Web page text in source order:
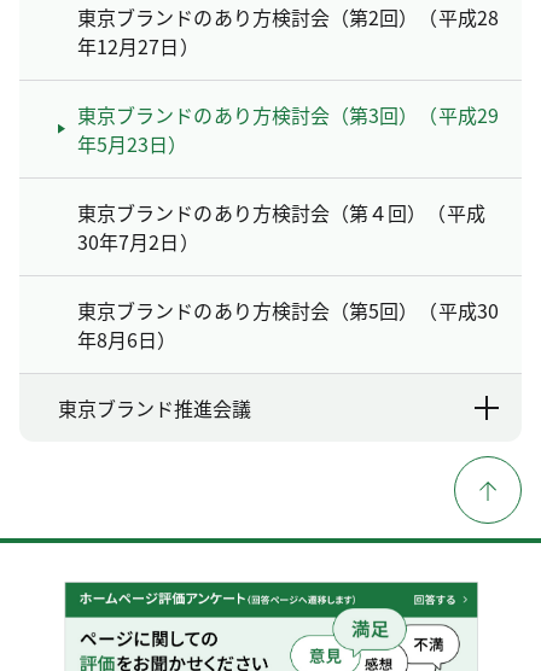
東京ブランドのあり方検討会（第2回）（平成28
年12月27日）
東京ブランドのあり方検討会（第3回）（平成29
年5月23日）
東京ブランドのあり方検討会（第４回）（平成
30年7月2日）
東京ブランドのあり方検討会（第5回）（平成30
年8月6日）
東京ブランド推進会議